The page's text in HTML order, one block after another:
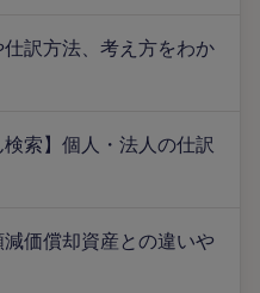
訳方法、考え方をわか
索】個人・法人の仕訳
価償却資産との違いや